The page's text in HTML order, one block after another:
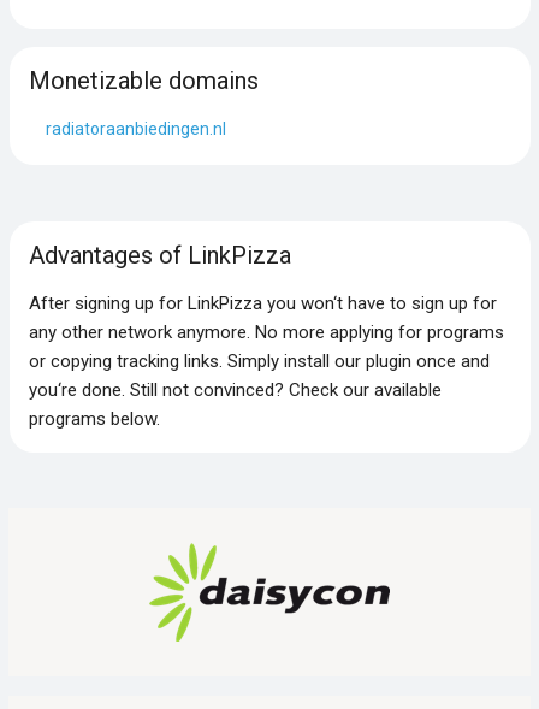
Monetizable domains
radiatoraanbiedingen.nl
Advantages of LinkPizza
After signing up for LinkPizza you won‘t have to sign up for
any other network anymore. No more applying for programs
or copying tracking links. Simply install our plugin once and
you‘re done. Still not convinced? Check our available
programs below.